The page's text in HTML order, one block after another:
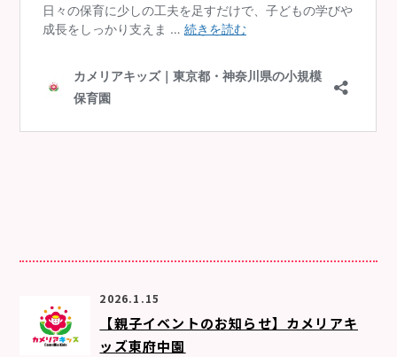
2026.1.15
【親子イベントのお知らせ】カメリアキ
ッズ東府中園